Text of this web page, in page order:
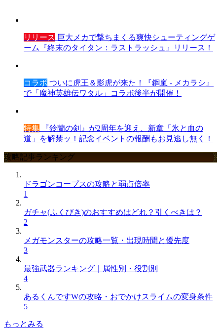
リリース 巨大メカで撃ちまくる爽快シューティングゲ
ーム『終末のタイタン：ラストラッシュ』リリース！
コラボ ついに虎王＆影虎が来た！『鋼嵐 - メカラシ』
で「魔神英雄伝ワタル」コラボ後半が開催！
特集 『鈴蘭の剣』が2周年を迎え、新章「氷と血の
道」を解禁ッ！記念イベントの報酬もお見逃し無く！
攻略記事ランキング
ドラゴンコープスの攻略と弱点倍率
1
ガチャ(ふくびき)のおすすめはどれ？引くべきは？
2
メガモンスターの攻略一覧・出現時間と優先度
3
最強武器ランキング｜属性別・役割別
4
あるくんですWの攻略・おでかけスライムの変身条件
5
もっとみる